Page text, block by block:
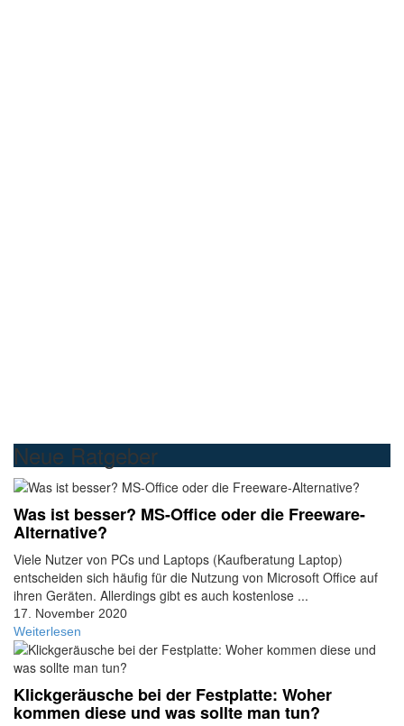
Neue Ratgeber
Was ist besser? MS-Office oder die Freeware-
Alternative?
Viele Nutzer von PCs und Laptops (Kaufberatung Laptop)
entscheiden sich häufig für die Nutzung von Microsoft Office auf
ihren Geräten. Allerdings gibt es auch kostenlose ...
17. November 2020
Weiterlesen
Klickgeräusche bei der Festplatte: Woher
kommen diese und was sollte man tun?